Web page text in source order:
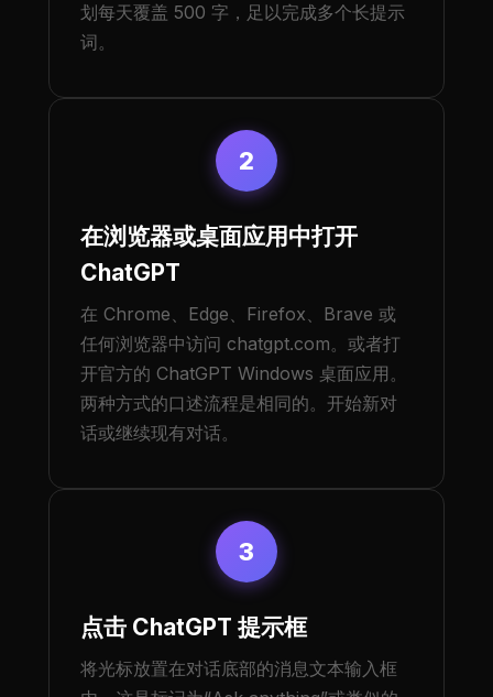
划每天覆盖 500 字，足以完成多个长提示
词。
2
在浏览器或桌面应用中打开
ChatGPT
在 Chrome、Edge、Firefox、Brave 或
任何浏览器中访问 chatgpt.com。或者打
开官方的 ChatGPT Windows 桌面应用。
两种方式的口述流程是相同的。开始新对
话或继续现有对话。
3
点击 ChatGPT 提示框
将光标放置在对话底部的消息文本输入框